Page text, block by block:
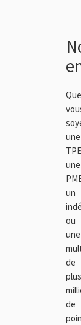
Que
une
une
un
ou
une
de
de